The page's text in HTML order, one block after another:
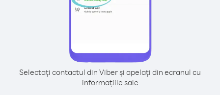
Selectați contactul din Viber și apelați din ecranul cu
informațiile sale